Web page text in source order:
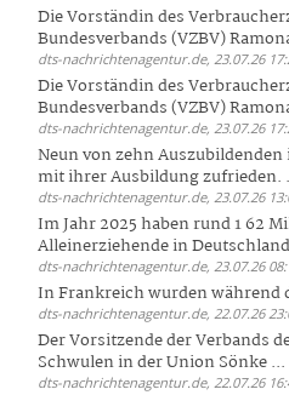
Die Vorständin des
Bundesverbands (VZBV)
dts-nachrichtenagentur.de, 23.07.26
Die Vorständin des
Bundesverbands (VZBV)
dts-nachrichtenagentur.de, 23.07.26
Neun von zehn
mit ihrer Ausbildung zufrieden.
dts-nachrichtenagentur.de, 23.07.26
Im Jahr 2025 haben rund 1 62
Alleinerziehende in
dts-nachrichtenagentur.de, 23.07.26
In Frankreich wurden während
dts-nachrichtenagentur.de, 22.07.26
Der Vorsitzende der Verbands
Schwulen in der Union Sönke ...
dts-nachrichtenagentur.de, 22.07.26